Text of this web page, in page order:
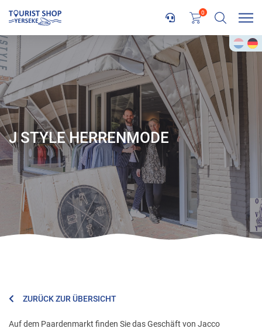
0
J STYLE HERRENMODE
ZURÜCK ZUR ÜBERSICHT
Auf dem Paardenmarkt finden Sie das Geschäft von Jacco